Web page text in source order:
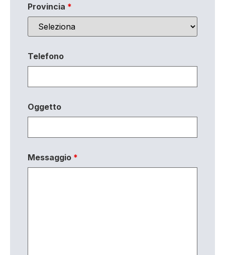
Provincia *
Telefono
Oggetto
Messaggio *